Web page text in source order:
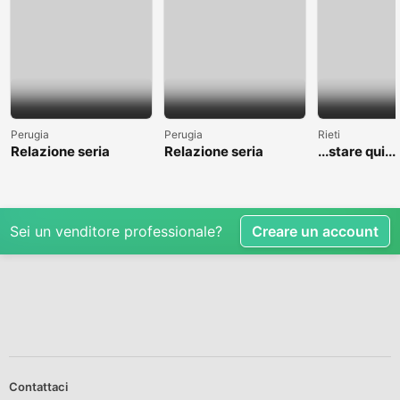
Perugia
Relazione seria
Perugia
Relazione seria
Rieti
...stare qui....
Sei un venditore professionale? Creare un account
Contattaci